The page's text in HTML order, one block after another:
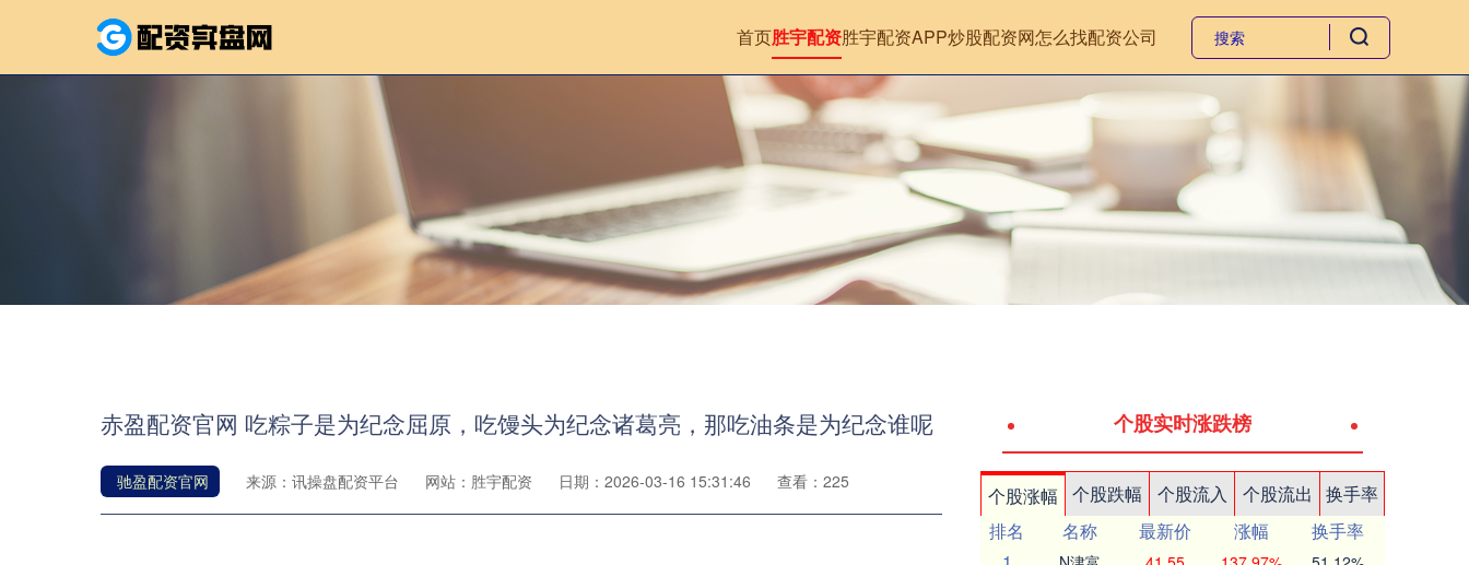
首页胜宇配资胜宇配资APP炒股配资网怎么找配资公司
赤盈配资官网 吃粽子是为纪念屈原，吃馒头为纪念诸葛亮，那吃油条是为纪念谁呢
驰盈配资官网 来源：讯操盘配资平台 网站：胜宇配资 日期：2026-03-16 15:31:46 查看：225
个股实时涨跌榜
个股涨幅 个股跌幅 个股流入 个股流出
换手率
排名
名称 最新价 涨幅
换手率